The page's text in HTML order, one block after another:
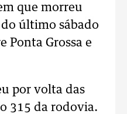
que morreu
último sábado
Ponta Grossa e
por volta das
315 da rodovia.